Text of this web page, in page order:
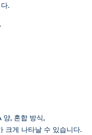
.
, 혼합 방식,
게 나타날 수 있습니다.